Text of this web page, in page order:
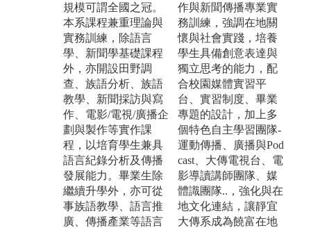
規模可謂全國之冠。
本系課程兼重理論與
實務訓練，除語言
學、新聞學基礎課程
外，亦開設田野調
查、族語分析、族語
教學、新聞採訪與寫
作、電影/電視/廣播企
劃與製作等實作課
程，以培育學生兼具
語言紀錄分析及傳播
發展能力。畢業生除
繼續升學外，亦可從
事族語教學、語言推
廣、傳播產業等語言
作與新聞傳播專業實
務訓練，強調在地關
懷與社會實踐，培養
學生具備創意表達與
獨立思考的能力，配
合校園媒體實習平
台、實習制度、畢業
專題的設計，加上多
個特色自主學習團隊-
運動傳播、廣播與Pod
cast、大傳電視台、電
影導讀講師團隊、媒
體識團隊..，強化與在
地文化連結，讓靜宜
大傳系成為饒富在地